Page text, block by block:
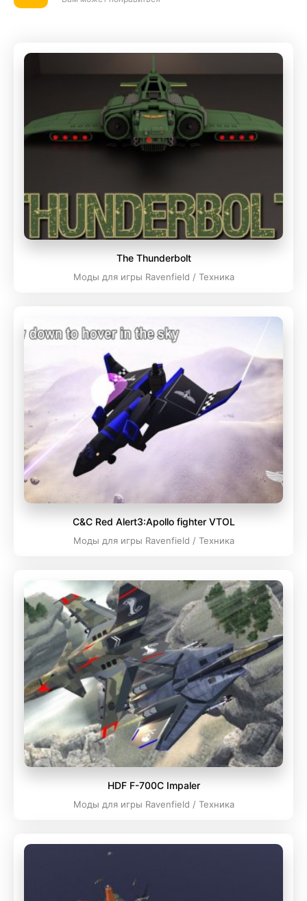
The Thunderbolt
Моды для игры Ravenfield / Техника
C&C Red Alert3:Apollo fighter VTOL
Моды для игры Ravenfield / Техника
HDF F-700C Impaler
Моды для игры Ravenfield / Техника